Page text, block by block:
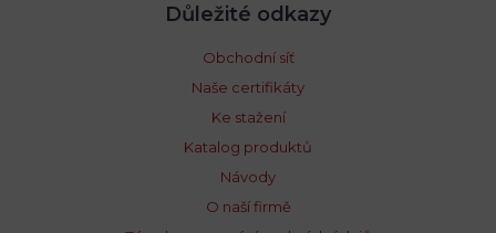
Důležité odkazy
Obchodní síť
Naše certifikáty
Ke stažení
Katalog produktů
Návody
O naší firmě